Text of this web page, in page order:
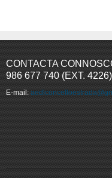
CONTACTA
986 677 740 (EXT. 4226)
E-mail: